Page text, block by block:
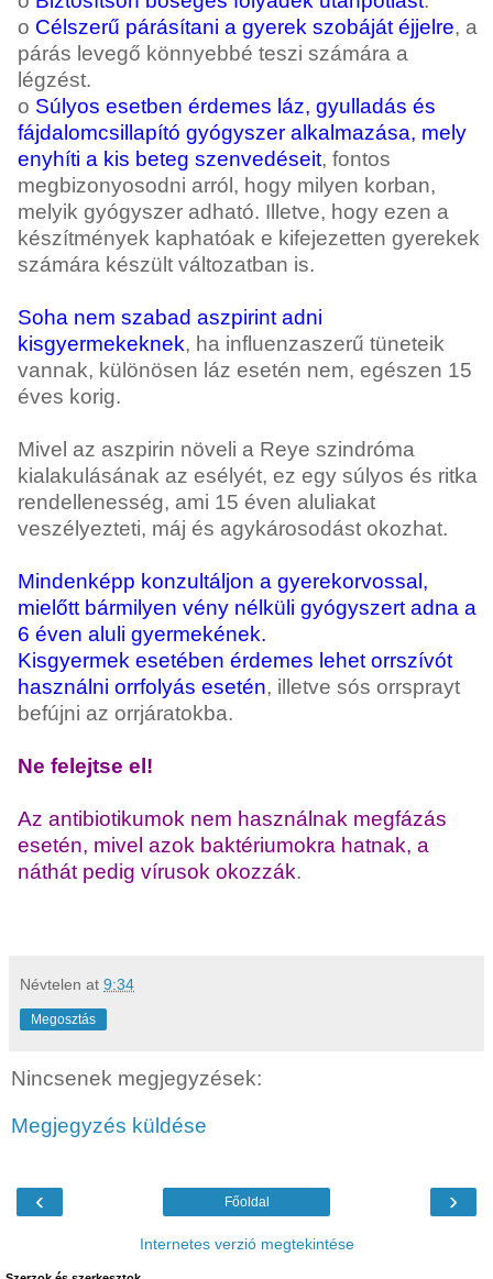
o Célszerű párásítani a gyerek szobáját éjjelre, a
párás levegő könnyebbé teszi számára a
légzést.
o Súlyos esetben érdemes láz, gyulladás és
fájdalomcsillapító gyógyszer alkalmazása, mely
enyhíti a kis beteg szenvedéseit, fontos
megbizonyosodni arról, hogy milyen korban,
melyik gyógyszer adható. Illetve, hogy ezen a
készítmények kaphatóak e kifejezetten gyerekek
számára készült változatban is.
Soha nem szabad aszpirint adni
kisgyermekeknek, ha influenzaszerű tüneteik
vannak, különösen láz esetén nem, egészen 15
éves korig.
Mivel az aszpirin növeli a Reye szindróma
kialakulásának az esélyét, ez egy súlyos és ritka
rendellenesség, ami 15 éven aluliakat
veszélyezteti, máj és agykárosodást okozhat.
Mindenképp konzultáljon a gyerekorvossal,
mielőtt bármilyen vény nélküli gyógyszert adna a
6 éven aluli gyermekének.
Kisgyermek esetében érdemes lehet orrszívót
használni orrfolyás esetén, illetve sós orrsprayt
befújni az orrjáratokba.
Ne felejtse el!
Az antibiotikumok nem használnak megfázás
esetén, mivel azok baktériumokra hatnak, a
náthát pedig vírusok okozzák.
Névtelen at 9:34
Megosztás
Nincsenek megjegyzések:
Megjegyzés küldése
‹ ›
Főoldal
Internetes verzió megtekintése